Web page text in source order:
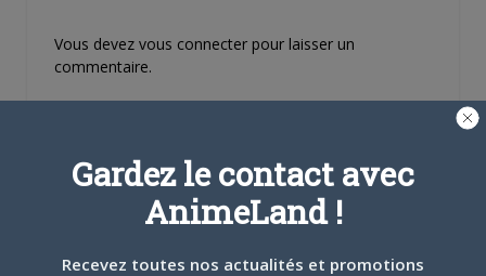
Vous devez vous connecter pour laisser un
commentaire.
100e chapitre pour
Barakamon
Gardez le contact avec
AnimeLand !
Recevez toutes nos actualités et promotions